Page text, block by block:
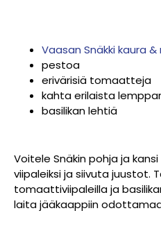
Vaasan Snäkki kaura
pestoa
erivärisiä tomaatteja
kahta erilaista
basilikan lehtiä
Voitele Snäkin pohja ja
viipaleiksi ja siivuta juustot.
tomaattiviipaleilla ja
laita jääkaappiin